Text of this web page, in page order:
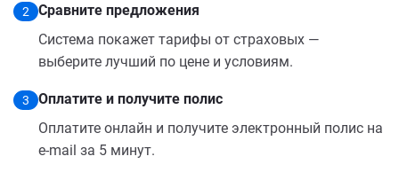
2
Сравните предложения
Система покажет тарифы от страховых —
выберите лучший по цене и условиям.
3
Оплатите и получите полис
Оплатите онлайн и получите электронный полис на
e-mail за 5 минут.